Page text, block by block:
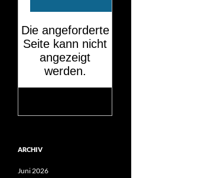
ARCHIV
Juni 2026